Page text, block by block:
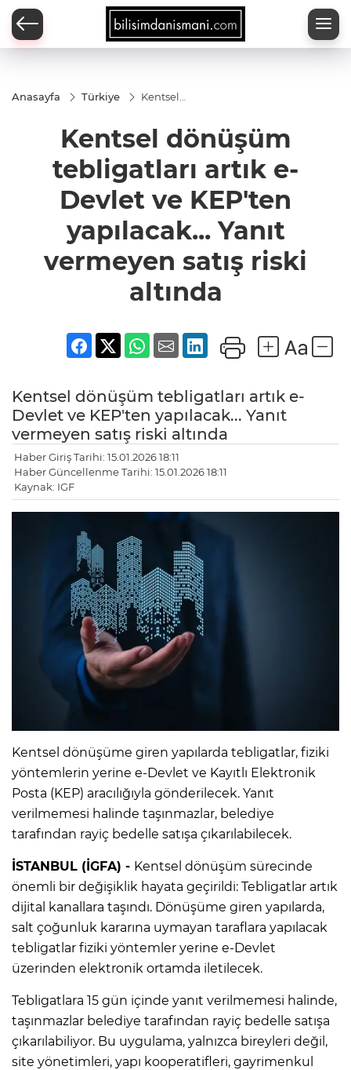
Anasayfa Türkiye
Kentsel
artık e-
Devlet ve
KEP'ten
yapılacak...
vermeyen
satış riski
altında
Kentsel dönüşüm
tebligatları artık e-
Devlet ve KEP'ten
yapılacak... Yanıt
vermeyen satış riski
altında
Kentsel dönüşüm tebligatları artık e-
Devlet ve KEP'ten yapılacak... Yanıt
vermeyen satış riski altında
Haber Giriş Tarihi: 15.01.2026 18:11
Haber Güncellenme Tarihi: 15.01.2026 18:11
Kaynak: IGF
Kentsel dönüşüme giren yapılarda tebligatlar, fiziki
yöntemlerin yerine e-Devlet ve Kayıtlı Elektronik
Posta (KEP) aracılığıyla gönderilecek. Yanıt
verilmemesi halinde taşınmazlar, belediye
tarafından rayiç bedelle satışa çıkarılabilecek.
İSTANBUL (İGFA) - Kentsel dönüşüm sürecinde
önemli bir değişiklik hayata geçirildi: Tebligatlar artık
dijital kanallara taşındı. Dönüşüme giren yapılarda,
salt çoğunluk kararına uymayan taraflara yapılacak
tebligatlar fiziki yöntemler yerine e-Devlet
üzerinden elektronik ortamda iletilecek.
Tebligatlara 15 gün içinde yanıt verilmemesi halinde,
taşınmazlar belediye tarafından rayiç bedelle satışa
çıkarılabiliyor. Bu uygulama, yalnızca bireyleri değil,
site yönetimleri, yapı kooperatifleri, gayrimenkul